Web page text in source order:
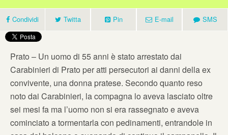
Condividi Twitta Pin E-mail SMS
Prato – Un uomo di 55 anni è stato arrestato dai
Carabinieri di Prato per atti persecutori ai danni della ex
convivente, una donna pratese. Secondo quanto reso
noto dai Carabinieri, la compagna lo aveva lasciato oltre
sei mesi fa ma l’uomo non si era rassegnato e aveva
cominciato a tormentarla con pedinamenti, entrandole in